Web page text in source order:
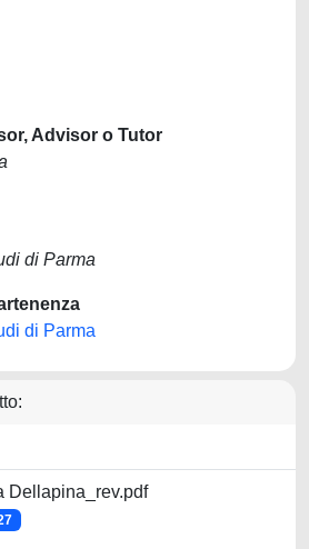
Advisor o Tutor
di Parma
di Parma
Dellapina_rev.pdf